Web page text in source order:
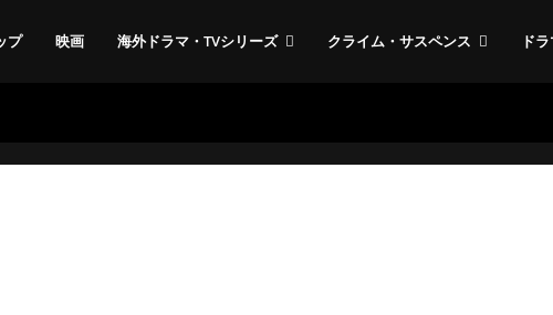
プ 映画 海外ドラマ・TVシリーズ クライム・サスペンス ド